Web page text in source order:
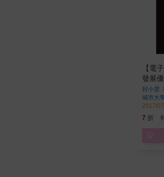
【電
發展
封小雲
城市大
2017/
7 折